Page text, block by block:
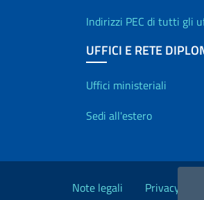
Indirizzi PEC di tutti gli
UFFICI E RETE
Uffici e
Uffici ministeriali
Sedi all'estero
Link Utili
Note legali Privacy e